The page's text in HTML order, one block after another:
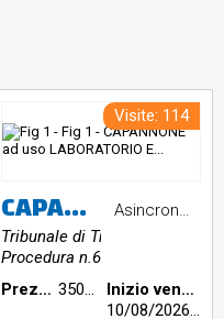
Visite: 114
CAPANNONE ad uso LABORATORIO E MAGAZZINI ARTIGIANALI sito nel Comune di Zero Branco (TV)
Tribunale di Treviso
Procedura n.65/2026
Prezzo base €:
Inizio vendita: